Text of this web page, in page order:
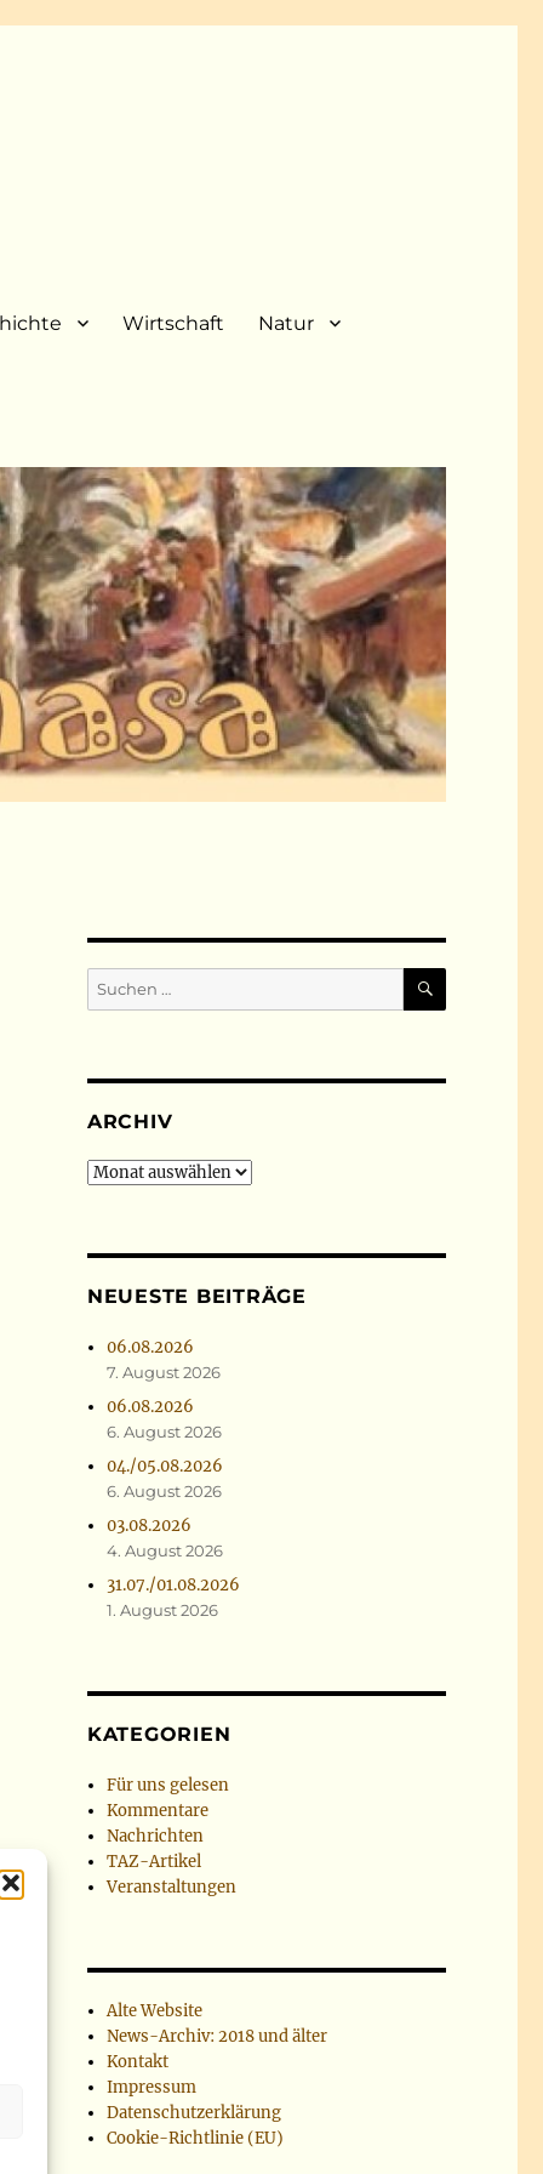
Wirtschaft Natur
Suchen
nach:
SUCHEN
ARCHIV
Archiv
NEUESTE BEITRÄGE
06.08.2026
7. August 2026
06.08.2026
6. August 2026
04./05.08.2026
6. August 2026
03.08.2026
4. August 2026
31.07./01.08.2026
1. August 2026
KATEGORIEN
Für uns gelesen
Kommentare
Nachrichten
TAZ-Artikel
Veranstaltungen
Alte Website
News-Archiv: 2018 und älter
Kontakt
Impressum
Datenschutzerklärung
Cookie-Richtlinie (EU)